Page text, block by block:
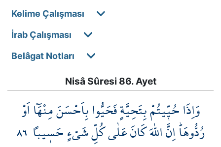
Kelime Çalışması
İrab Çalışması
Belâgat Notları
Nisâ Sûresi 86. Ayet
وَاِذَا حُيّ۪يتُمْ بِتَحِيَّةٍ فَحَيُّوا بِاَحْسَنَ مِنْهَٓا اَوْ
رُدُّوهَاۜ اِنَّ اللّٰهَ كَانَ عَلٰى كُلِّ شَيْءٍ حَس۪يباً ٨٦